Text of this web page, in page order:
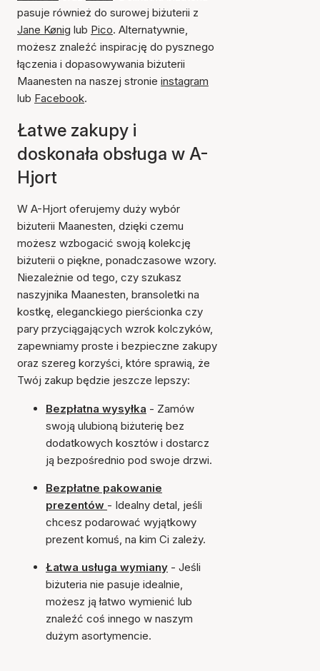
pasuje również do surowej biżuterii z
Jane Kønig lub Pico. Alternatywnie,
możesz znaleźć inspirację do pysznego
łączenia i dopasowywania biżuterii
Maanesten na naszej stronie instagram
lub Facebook.
Łatwe zakupy i
doskonała obsługa w A-
Hjort
W A-Hjort oferujemy duży wybór
biżuterii Maanesten, dzięki czemu
możesz wzbogacić swoją kolekcję
biżuterii o piękne, ponadczasowe wzory.
Niezależnie od tego, czy szukasz
naszyjnika Maanesten, bransoletki na
kostkę, eleganckiego pierścionka czy
pary przyciągających wzrok kolczyków,
zapewniamy proste i bezpieczne zakupy
oraz szereg korzyści, które sprawią, że
Twój zakup będzie jeszcze lepszy:
Bezpłatna wysyłka - Zamów
swoją ulubioną biżuterię bez
dodatkowych kosztów i dostarcz
ją bezpośrednio pod swoje drzwi.
Bezpłatne pakowanie
prezentów - Idealny detal, jeśli
chcesz podarować wyjątkowy
prezent komuś, na kim Ci zależy.
Łatwa usługa wymiany - Jeśli
biżuteria nie pasuje idealnie,
możesz ją łatwo wymienić lub
znaleźć coś innego w naszym
dużym asortymencie.